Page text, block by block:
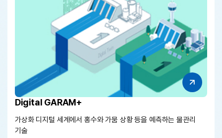
Digital GARAM+
가상화 디지털 세계에서 홍수와 가뭄 상황 등을 예측하는 물관리
기술